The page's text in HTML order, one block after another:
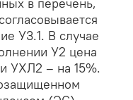
У3.1. В случае
У2 цена
УХЛ2 – на 15%.